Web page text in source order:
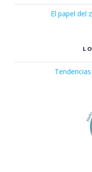
El papel del